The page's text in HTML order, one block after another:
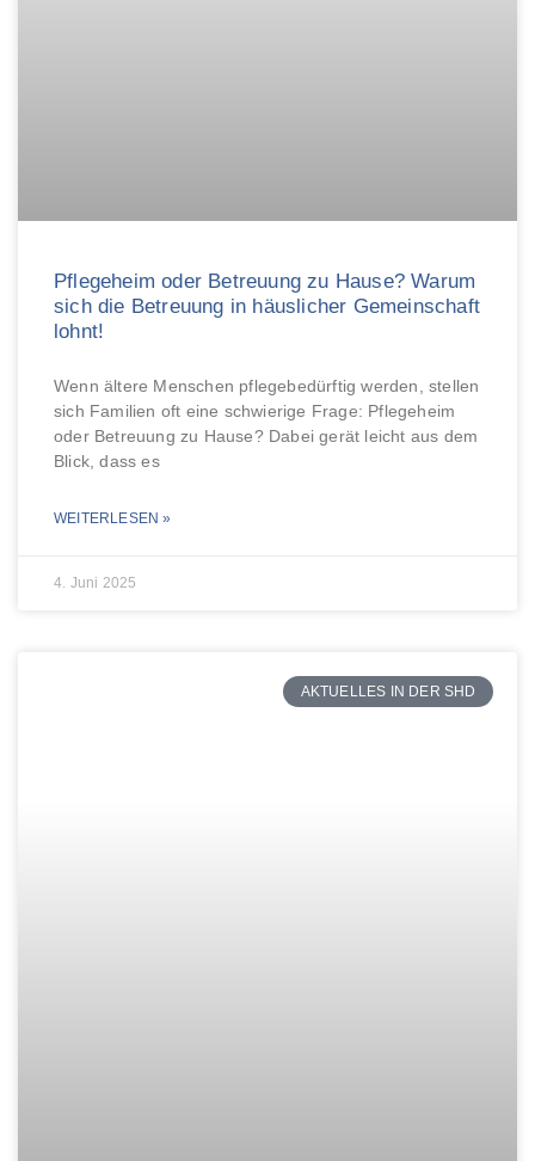
Pflegeheim oder Betreuung zu Hause? Warum
sich die Betreuung in häuslicher Gemeinschaft
lohnt!
Wenn ältere Menschen pflegebedürftig werden, stellen
sich Familien oft eine schwierige Frage: Pflegeheim
oder Betreuung zu Hause? Dabei gerät leicht aus dem
Blick, dass es
WEITERLESEN »
4. Juni 2025
AKTUELLES IN DER SHD